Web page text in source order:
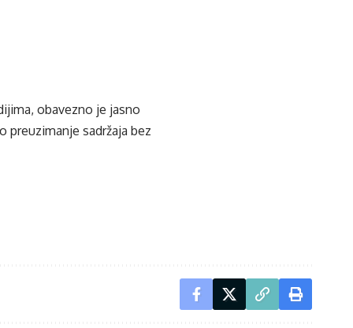
obavezno je jasno
preuzimanje sadržaja bez